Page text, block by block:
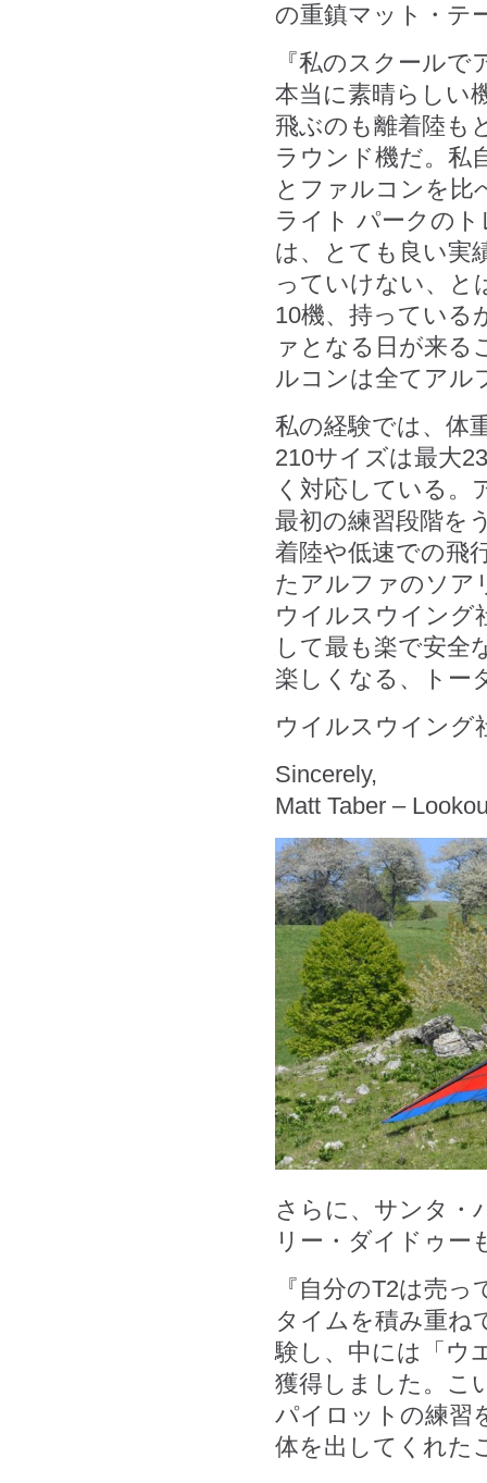
の重鎮マット・テ
『私のスクール
本当に素晴らしい
飛ぶのも離着陸も
ラウンド機だ。私
とファルコンを比
ライト パークの
は、とても良い実
っていけない、と
10機、持っている
ァとなる日が来る
ルコンは全てアル
私の経験では、体
210サイズは最大
く対応している
最初の練習段階を
着陸や低速での飛
たアルファのソア
ウイルスウイング
して最も楽で安全
楽しくなる、トー
ウイルスウイング
Sincerely,
Matt Taber –
さらに、サンタ・
リー・ダイドゥー
『自分のT2は売
タイムを積み重ね
験し、中には「ウ
獲得しました。こ
パイロットの練習
体を出してくれた